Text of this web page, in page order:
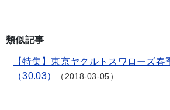
類似記事
【特集】東京ヤクルトスワローズ春
（30.03）
2018-03-05